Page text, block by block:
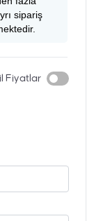
sipariş
Fiyatlar